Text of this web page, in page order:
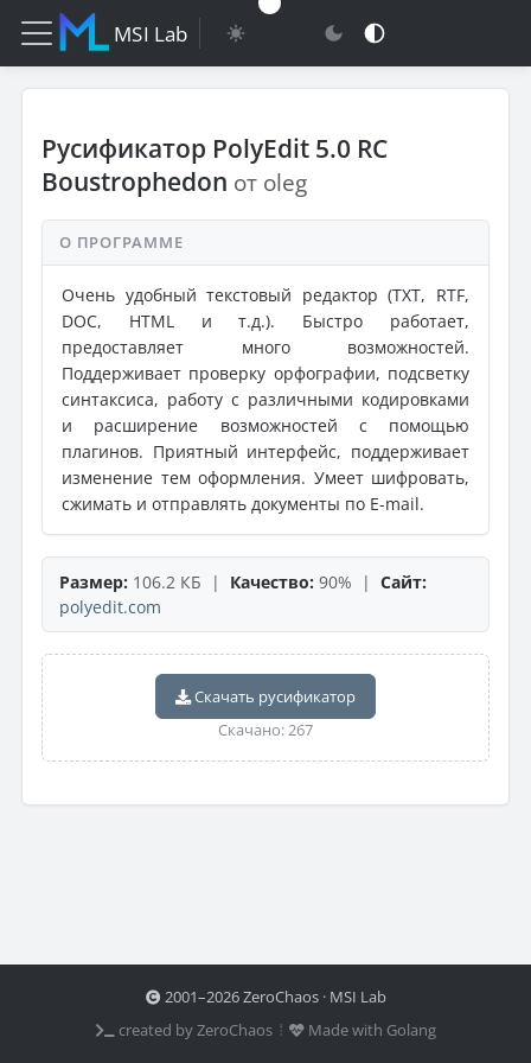
MSI Lab
Русификатор PolyEdit 5.0 RC
Boustrophedon от oleg
О ПРОГРАММЕ
Очень удобный текстовый редактор (TXT, RTF,
DOC, HTML и т.д.). Быстро работает,
предоставляет много возможностей.
Поддерживает проверку орфографии, подсветку
синтаксиса, работу с различными кодировками
и расширение возможностей с помощью
плагинов. Приятный интерфейс, поддерживает
изменение тем оформления. Умеет шифровать,
сжимать и отправлять документы по E-mail.
Размер: 106.2 КБ | Качество: 90% | Сайт:
polyedit.com
Скачать русификатор
Скачано: 267
2001–2026 ZeroChaos · MSI Lab
created by ZeroChaos ⦙
Made with Golang